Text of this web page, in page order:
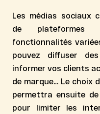
Les médias sociaux
de plateformes
fonctionnalités
pouvez diffuser
informer vos clients
de marque… Le choix
permettra ensuite de
pour limiter les